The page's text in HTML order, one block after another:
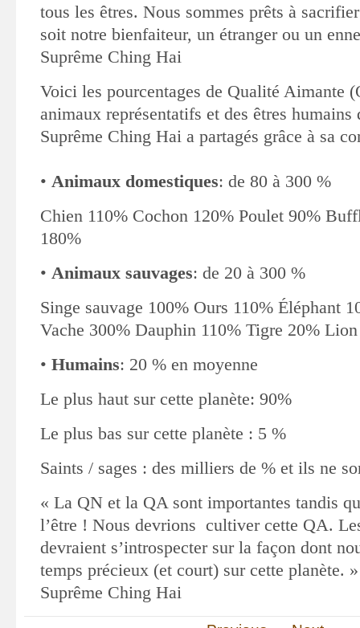
tous les êtres. Nous sommes prêts à
soit notre bienfaiteur, un étranger ou un
Suprême Ching Hai
Voici les pourcentages de Qualité Aimante
animaux représentatifs et des êtres
Suprême Ching Hai a partagés grâce à sa
• Animaux domestiques: de 80 à 300 %
Chien 110% Cochon 120% Poulet 90%
180%
• Animaux sauvages: de 20 à 300 %
Singe sauvage 100% Ours 110% Éléphant
Vache 300% Dauphin 110% Tigre 20%
• Humains: 20 % en moyenne
Le plus haut sur cette planète: 90%
Le plus bas sur cette planète : 5 %
Saints / sages : des milliers de % et ils ne
« La QN et la QA sont importantes tandis
l’être ! Nous devrions cultiver cette QA.
devraient s’introspecter sur la façon dont
temps précieux (et court) sur cette planète. »
Suprême Ching Hai